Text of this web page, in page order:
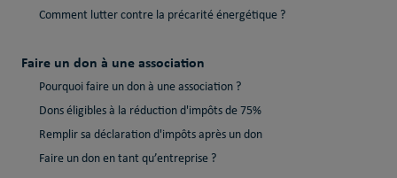
Comment lutter contre la précarité énergétique ?
Faire un don à une association
Pourquoi faire un don à une association ?
Dons éligibles à la réduction d'impôts de 75%
Remplir sa déclaration d'impôts après un don
Faire un don en tant qu’entreprise ?